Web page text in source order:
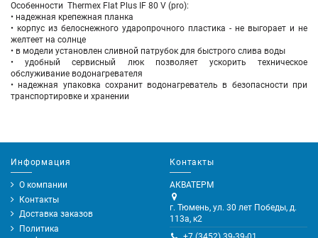
Особенности Thermex Flat Plus IF 80 V (pro):
• надежная крепежная планка
• корпус из белоснежного ударопрочного пластика - не выгорает и не
желтеет на солнце
• в модели установлен сливной патрубок для быстрого слива воды
• удобный сервисный люк позволяет ускорить техническое
обслуживание водонагревателя
• надежная упаковка сохранит водонагреватель в безопасности при
транспортировке и хранении
Информация
О компании
Контакты
Доставка заказов
Политика
Контакты
АКВАТЕРМ
г. Тюмень, ул. 30 лет Победы, д.
113а, к2